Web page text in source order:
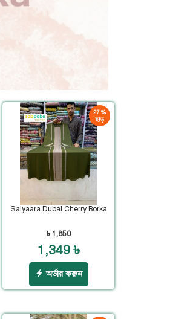
27 %
ছাড়
Saiyaara Dubai Cherry Borka
৳ 1,850
1,349 ৳
অর্ডার করুন